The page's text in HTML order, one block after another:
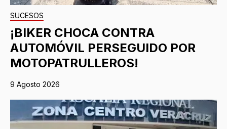
SUCESOS
¡BIKER CHOCA CONTRA
AUTOMÓVIL PERSEGUIDO POR
MOTOPATRULLEROS!
9 Agosto 2026